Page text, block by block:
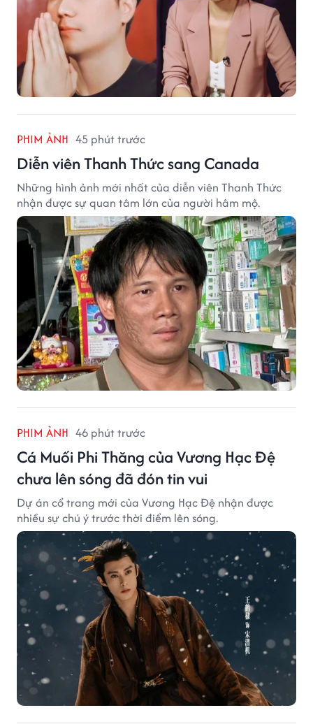
PHIM ẢNH 45 phút trước
Diễn viên Thanh Thức sang Canada
Những hình ảnh mới nhất của diễn viên Thanh Thức
nhận được sự quan tâm lớn của người hâm mộ.
PHIM ẢNH 46 phút trước
Cá Muối Phi Thăng của Vương Hạc Đệ
chưa lên sóng đã đón tin vui
Dự án cổ trang mới của Vương Hạc Đệ nhận được
nhiều sự chú ý trước thời điểm lên sóng.